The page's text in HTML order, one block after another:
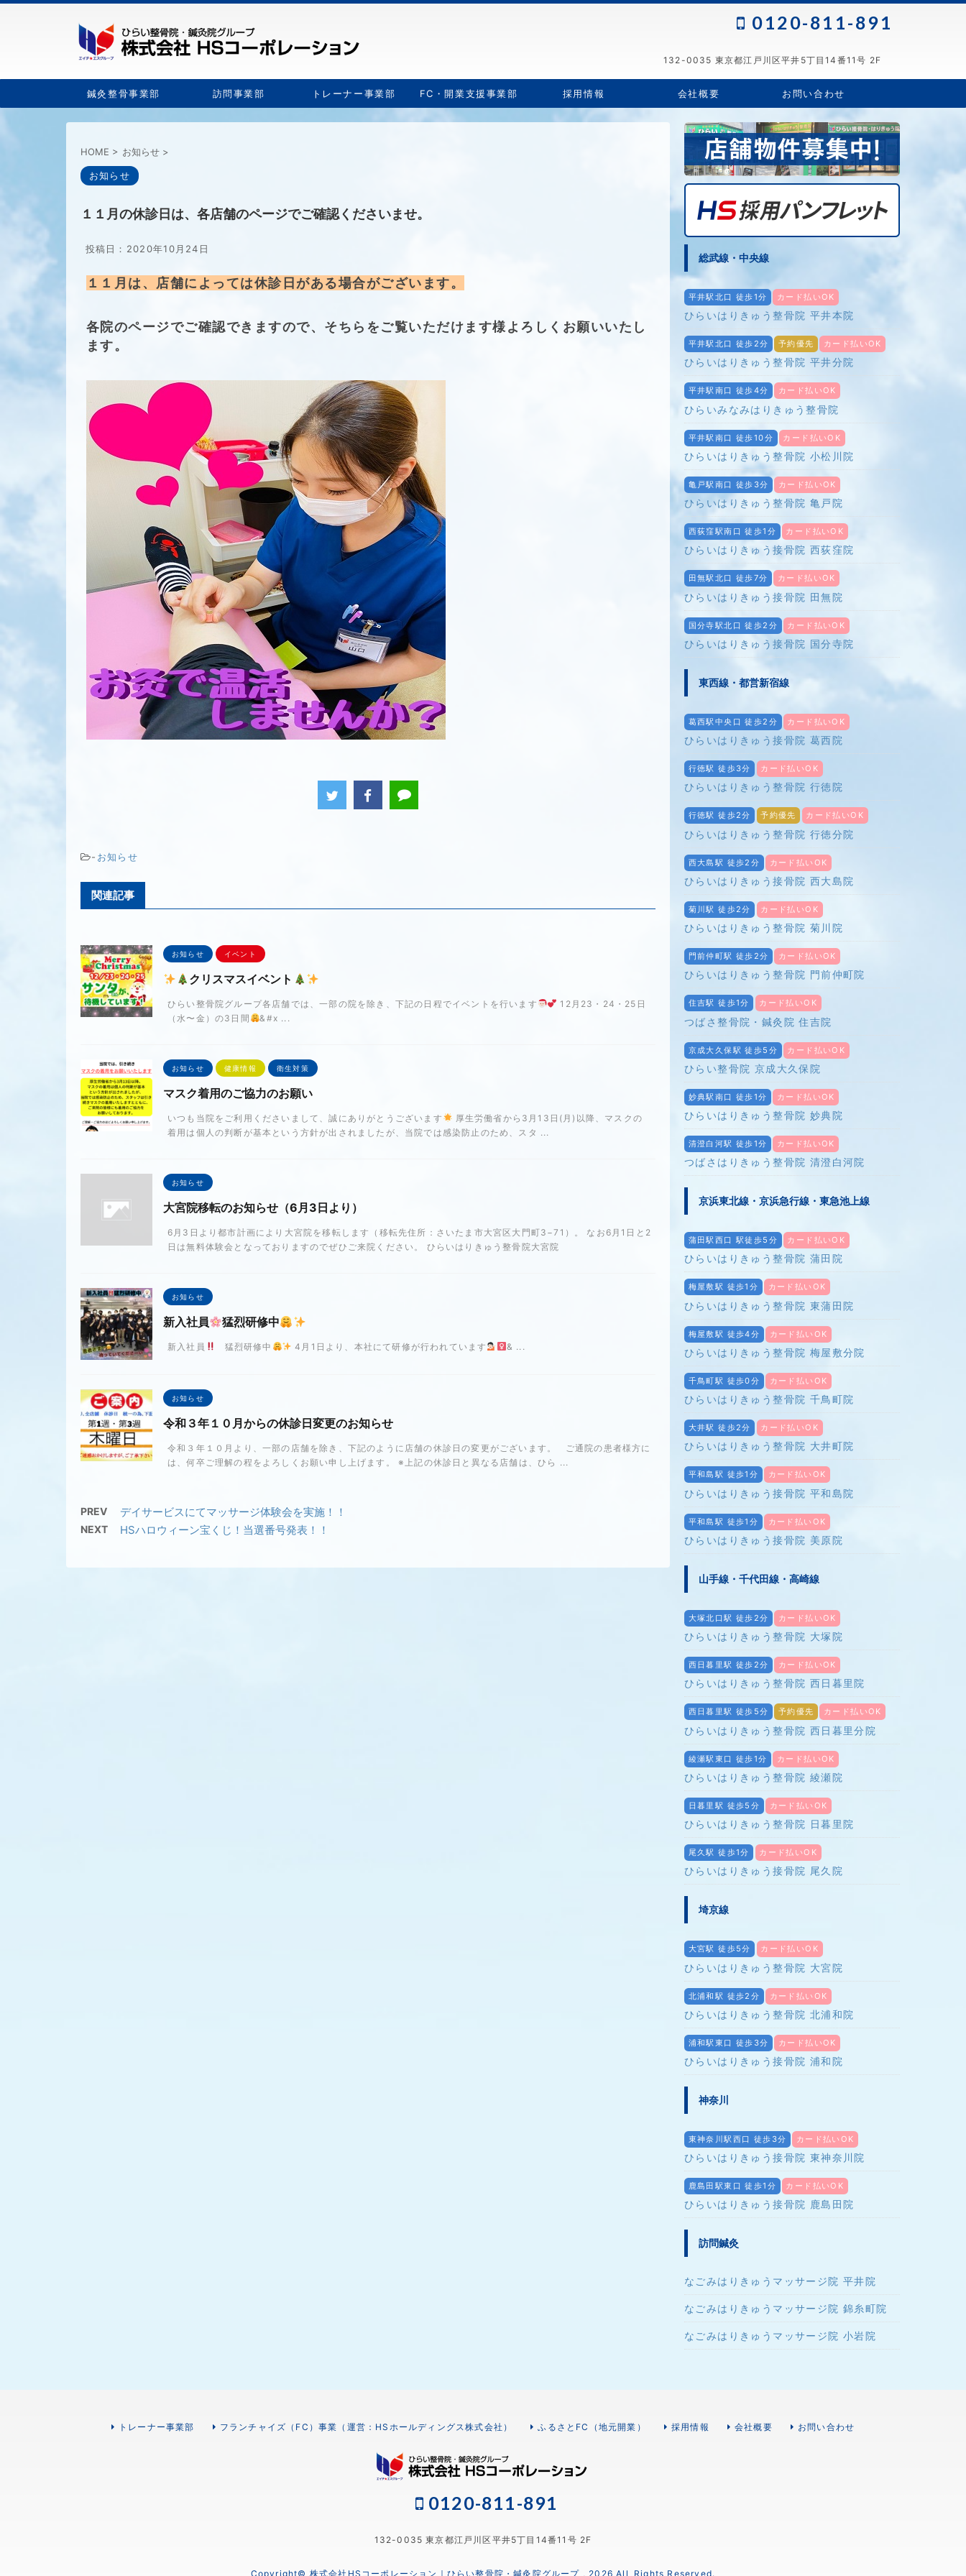
0120-811-891
132-0035 東京都江戸川区平井5丁目14番11号 2F
鍼灸整骨事業部 訪問事業部 トレーナー事業部 FC・開業支援事業部 採用情報 会社概要 お問い合わせ
HOME > お知らせ >
お知らせ
１１月の休診日は、各店舗のページでご確認くださいませ。
投稿日： 2020年10月24日
１１月は、店舗によっては休診日がある場合がございます。
各院のページでご確認できますので、そちらをご覧いただけます様よろしくお願いいたし
ます。
- お知らせ
関連記事
お知らせ イベント
クリスマスイベント
ひらい整骨院グループ各店舗では、一部の院を除き、下記の日程でイベントを行います
12月23・24・25日
（水〜金）の3日間
&#x ...
お知らせ 健康情報 衛生対策
マスク着用のご協力のお願い
いつも当院をご利用くださいまして、誠にありがとうございます
厚生労働省から3月13日(月)以降、マスクの
着用は個人の判断が基本という方針が出されましたが、当院では感染防止のため、スタ ...
お知らせ
大宮院移転のお知らせ（6月3日より）
6月3日より都市計画により大宮院を移転します（移転先住所：さいたま市大宮区大門町3−71）。 なお6月1日と2
日は無料体験会となっておりますのでぜひご来院ください。 ひらいはりきゅう整骨院大宮院
お知らせ
新入社員 猛烈研修中
新入社員 猛烈研修中 4月1日より、本社にて研修が行われています & ...
お知らせ
令和３年１０月からの休診日変更のお知らせ
令和３年１０月より、一部の店舗を除き、下記のように店舗の休診日の変更がございます。 ご通院の患者様方に
は、何卒ご理解の程をよろしくお願い申し上げます。 ※上記の休診日と異なる店舗は、ひら ...
PREV デイサービスにてマッサージ体験会を実施！！
NEXT HSハロウィーン宝くじ！当選番号発表！！
総武線・中央線
平井駅北口 徒歩1分 カード払いOK
ひらいはりきゅう整骨院 平井本院
平井駅北口 徒歩2分 予約優先 カード払いOK
ひらいはりきゅう整骨院 平井分院
平井駅南口 徒歩4分 カード払いOK
ひらいみなみはりきゅう整骨院
平井駅南口 徒歩10分 カード払いOK
ひらいはりきゅう整骨院 小松川院
亀戸駅南口 徒歩3分 カード払いOK
ひらいはりきゅう整骨院 亀戸院
西荻窪駅南口 徒歩1分 カード払いOK
ひらいはりきゅう接骨院 西荻窪院
田無駅北口 徒歩7分 カード払いOK
ひらいはりきゅう接骨院 田無院
国分寺駅北口 徒歩2分 カード払いOK
ひらいはりきゅう接骨院 国分寺院
東西線・都営新宿線
葛西駅中央口 徒歩2分 カード払いOK
ひらいはりきゅう接骨院 葛西院
行徳駅 徒歩3分 カード払いOK
ひらいはりきゅう整骨院 行徳院
行徳駅 徒歩2分 予約優先 カード払いOK
ひらいはりきゅう整骨院 行徳分院
西大島駅 徒歩2分 カード払いOK
ひらいはりきゅう接骨院 西大島院
菊川駅 徒歩2分 カード払いOK
ひらいはりきゅう整骨院 菊川院
門前仲町駅 徒歩2分 カード払いOK
ひらいはりきゅう整骨院 門前仲町院
住吉駅 徒歩1分 カード払いOK
つばさ整骨院・鍼灸院 住吉院
京成大久保駅 徒歩5分 カード払いOK
ひらい整骨院 京成大久保院
妙典駅南口 徒歩1分 カード払いOK
ひらいはりきゅう整骨院 妙典院
清澄白河駅 徒歩1分 カード払いOK
つばさはりきゅう整骨院 清澄白河院
京浜東北線・京浜急行線・東急池上線
蒲田駅西口 駅徒歩5分 カード払いOK
ひらいはりきゅう整骨院 蒲田院
梅屋敷駅 徒歩1分 カード払いOK
ひらいはりきゅう整骨院 東蒲田院
梅屋敷駅 徒歩4分 カード払いOK
ひらいはりきゅう整骨院 梅屋敷分院
千鳥町駅 徒歩0分 カード払いOK
ひらいはりきゅう整骨院 千鳥町院
大井駅 徒歩2分 カード払いOK
ひらいはりきゅう整骨院 大井町院
平和島駅 徒歩1分 カード払いOK
ひらいはりきゅう接骨院 平和島院
平和島駅 徒歩1分 カード払いOK
ひらいはりきゅう接骨院 美原院
山手線・千代田線・高崎線
大塚北口駅 徒歩2分 カード払いOK
ひらいはりきゅう整骨院 大塚院
西日暮里駅 徒歩2分 カード払いOK
ひらいはりきゅう整骨院 西日暮里院
西日暮里駅 徒歩5分 予約優先 カード払いOK
ひらいはりきゅう整骨院 西日暮里分院
綾瀬駅東口 徒歩1分 カード払いOK
ひらいはりきゅう整骨院 綾瀬院
日暮里駅 徒歩5分 カード払いOK
ひらいはりきゅう整骨院 日暮里院
尾久駅 徒歩1分 カード払いOK
ひらいはりきゅう接骨院 尾久院
埼京線
大宮駅 徒歩5分 カード払いOK
ひらいはりきゅう整骨院 大宮院
北浦和駅 徒歩2分 カード払いOK
ひらいはりきゅう整骨院 北浦和院
浦和駅東口 徒歩3分 カード払いOK
ひらいはりきゅう接骨院 浦和院
神奈川
東神奈川駅西口 徒歩3分 カード払いOK
ひらいはりきゅう接骨院 東神奈川院
鹿島田駅東口 徒歩1分 カード払いOK
ひらいはりきゅう接骨院 鹿島田院
訪問鍼灸
なごみはりきゅうマッサージ院 平井院
なごみはりきゅうマッサージ院 錦糸町院
なごみはりきゅうマッサージ院 小岩院
トレーナー事業部 フランチャイズ（FC）事業（運営：HSホールディングス株式会社） ふるさとFC（地元開業） 採用情報 会社概要 お問い合わせ
0120-811-891
132-0035 東京都江戸川区平井5丁目14番11号 2F
Copyright© 株式会社HSコーポレーション｜ひらい整骨院・鍼灸院グループ , 2026 All Rights Reserved.